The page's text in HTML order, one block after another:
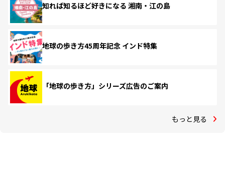
知れば知るほど好きになる 湘南・江の島
地球の歩き方45周年記念 インド特集
「地球の歩き方」シリーズ広告のご案内
もっと見る